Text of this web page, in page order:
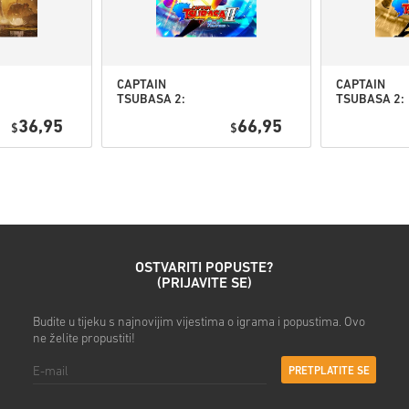
• Odaberi željeni način
• Dovrši narudžbu
$36,95
CAPTAIN
TSUBASA 2:
(STEAM) EU
$66,95
CAPTAIN
TSUBASA 2:
Deluxe
OSTVARITI POPUSTE?
(PRIJAVITE SE)
Budite u tijeku s najnovijim vijestima o igrama i popustima. Ovo
ne želite propustiti!
PRETPLATITE SE